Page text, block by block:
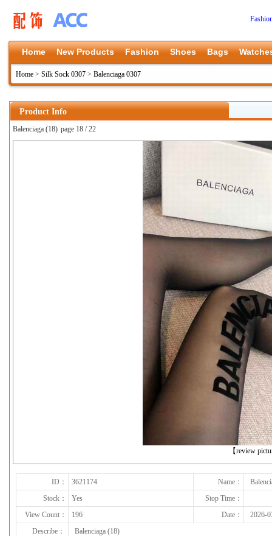
Home New Products Fashion Shoes Bags
Home > Silk Sock 0307 > Balenciaga 0307
Product Info
Balenciaga (18) page 18 / 22
【review
上一张
下一张
ID： 3621174 Name：
Stock：
Yes
Stop Time：
View Count：
196 Date：
2026-
Describe：
Balenciaga (18)